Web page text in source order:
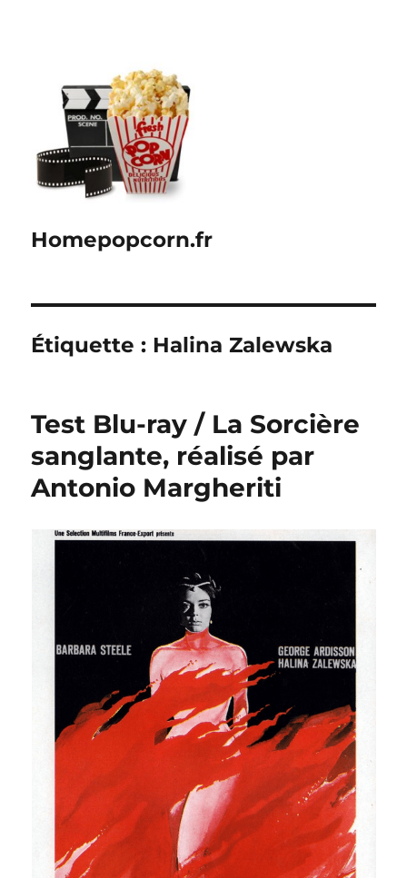
Homepopcorn.fr
Étiquette : Halina Zalewska
Test Blu-ray / La Sorcière
sanglante, réalisé par
Antonio Margheriti